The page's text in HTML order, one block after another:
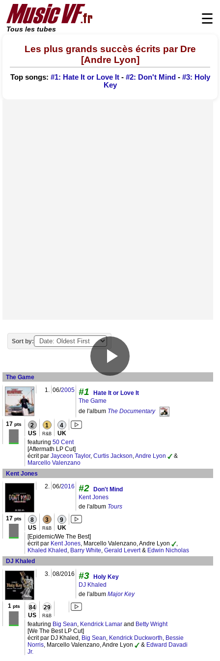
Tous les tubes
☰
Les plus grands succès écrits par Dre
[Andre Lyon]
Top songs: #1: Hate It or Love It- #2: Don't Mind - #3: Holy
Key
Sort by:
The Game
1. 06/2005 #1
Hate It or Love It
The Game
de l'album The Documentary
17 pts 2
US
1
R&B
4
UK
featuring 50 Cent
[Aftermath LP Cut]
écrit par Jayceon Taylor, Curtis Jackson,Andre Lyon
&
Marcello Valenzano
Kent Jones
2. 06/2016 #2 Don't Mind
Kent Jones
de l'album Tours
17 pts 8
US
3
R&B
9
UK
[Epidemic/We The Best]
écrit par Kent Jones, Marcello Valenzano, Andre Lyon
,
Khaled Khaled, Barry White, Gerald Levert& Edwin Nicholas
DJ Khaled
3. 08/2016 #3 Holy Key
DJ Khaled
de l'album Major Key
1 pts 84
US
29
R&B
featuring Big Sean, Kendrick Lamar and Betty Wright
[We The Best LP Cut]
écrit par DJ Khaled, Big Sean, Kendrick Duckworth, Bessie
Norris, Marcello Valenzano, Andre Lyon & Edward Davadi
Jr.